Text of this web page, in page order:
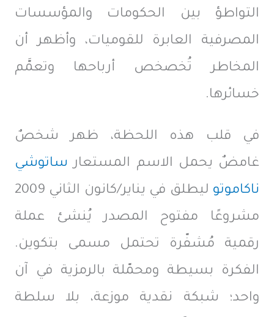
التواطؤ بين الحكومات والمؤسسات
المصرفية العابرة للقوميات، وأظهر أن
المخاطر تُخصخص أرباحها وتعمَّم
خسائرها.
في قلب هذه اللحظة، ظهر شخصٌ
غامضٌ يحمل الاسم المستعار ساتوشي
ناكاموتو
ليطلق في يناير/كانون الثاني 2009
مشروعًا مفتوح المصدر يُنشئ عملة
رقمية مُشفّرة تحتمل مسمى بتكوين.
الفكرة بسيطة ومحمّلة بالرمزية في آن
واحد؛ شبكة نقدية موزعة، بلا سلطة